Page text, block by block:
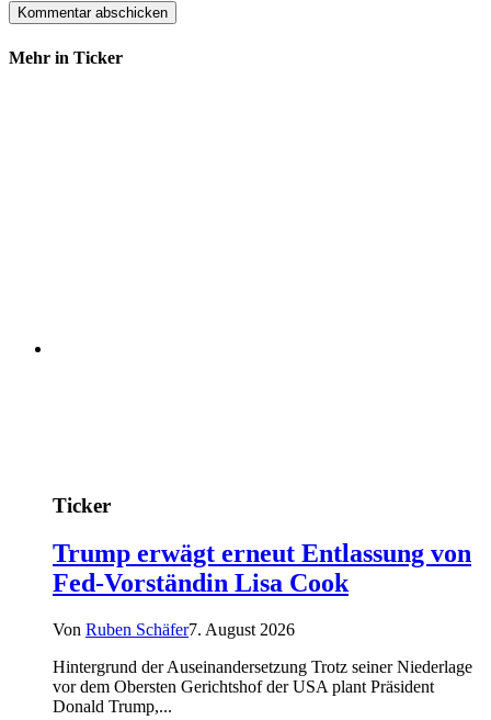
Mehr in Ticker
Ticker
Trump erwägt erneut Entlassung von
Fed-Vorständin Lisa Cook
Von Ruben Schäfer7. August 2026
Hintergrund der Auseinandersetzung Trotz seiner Niederlage
vor dem Obersten Gerichtshof der USA plant Präsident
Donald Trump,...